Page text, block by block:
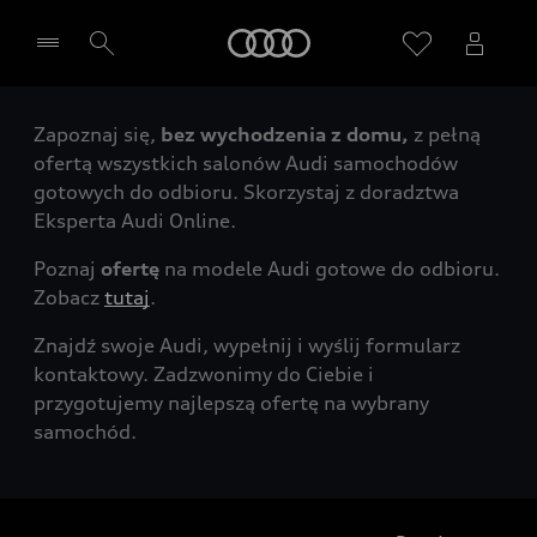
Wybierz Twojego Partnera Audi
Zapoznaj się, bez wychodzenia z domu, z pełną
ofertą wszystkich salonów Audi samochodów
gotowych do odbioru. Skorzystaj z doradztwa
Eksperta Audi Online.
Poznaj ofertę na modele Audi gotowe do odbioru.
Zobacz tutaj.
Znajdź swoje Audi, wypełnij i wyślij formularz
kontaktowy. Zadzwonimy do Ciebie i
przygotujemy najlepszą ofertę na wybrany
samochód.